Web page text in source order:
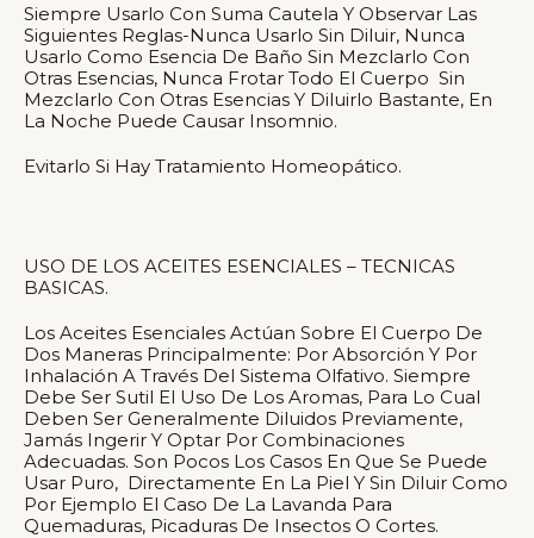
Siempre Usarlo Con Suma Cautela Y Observar Las
Siguientes Reglas-Nunca Usarlo Sin Diluir, Nunca
Usarlo Como Esencia De Baño Sin Mezclarlo Con
Otras Esencias, Nunca Frotar Todo El Cuerpo Sin
Mezclarlo Con Otras Esencias Y Diluirlo Bastante, En
La Noche Puede Causar Insomnio.
Evitarlo Si Hay Tratamiento Homeopático.
USO DE LOS ACEITES ESENCIALES – TECNICAS
BASICAS.
Los Aceites Esenciales Actúan Sobre El Cuerpo De
Dos Maneras Principalmente: Por Absorción Y Por
Inhalación A Través Del Sistema Olfativo. Siempre
Debe Ser Sutil El Uso De Los Aromas, Para Lo Cual
Deben Ser Generalmente Diluidos Previamente,
Jamás Ingerir Y Optar Por Combinaciones
Adecuadas. Son Pocos Los Casos En Que Se Puede
Usar Puro, Directamente En La Piel Y Sin Diluir Como
Por Ejemplo El Caso De La Lavanda Para
Quemaduras, Picaduras De Insectos O Cortes.